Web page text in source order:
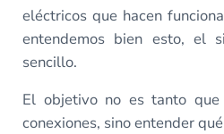
eléctricos que hacen
entendemos bien esto, el
sencillo.
El objetivo no es tanto
conexiones, sino entender